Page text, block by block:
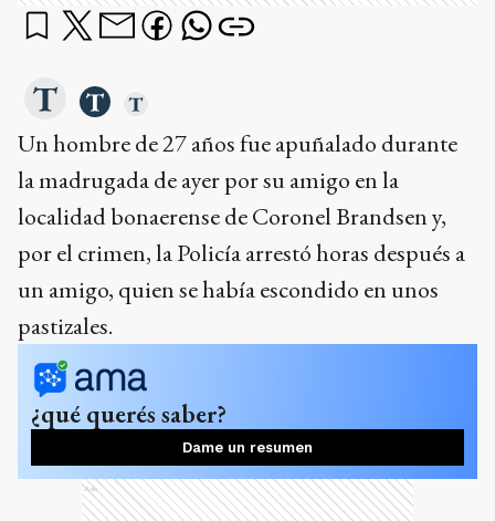
Un hombre de 27 años fue apuñalado durante
la madrugada de ayer por su amigo en la
localidad bonaerense de Coronel Brandsen y,
por el crimen, la Policía arrestó horas después a
un amigo, quien se había escondido en unos
pastizales.
¿qué querés saber?
Dame un resumen
Ads